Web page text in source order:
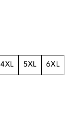
4XL 5XL 6XL